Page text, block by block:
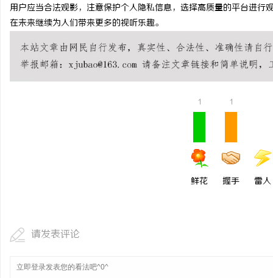
用户应当合法观影，注意保护个人隐私信息，选择高质量的平台进
在未来继续为人们带来更多的视听乐趣。
1
鲜花
1
握手 雷人
请发表评论
汉配眼镜 上海配眼镜 揭秘成都私家侦探：专
疑惑